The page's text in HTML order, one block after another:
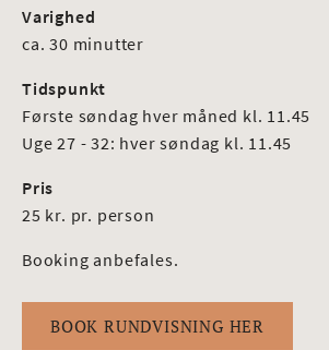
Varighed
ca. 30 minutter
Tidspunkt
Første søndag hver måned kl. 11.45
Uge 27 - 32: hver søndag kl. 11.45
Pris
25 kr. pr. person
Booking anbefales.
BOOK RUNDVISNING HER